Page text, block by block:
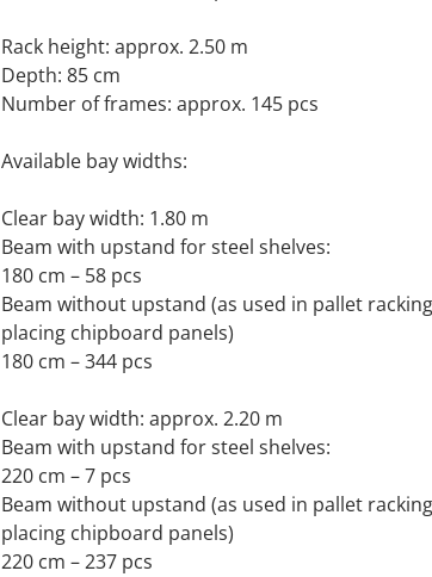
Rack height: approx. 2.50 m
Depth: 85 cm
Number of frames: approx. 145 pcs
Available bay widths:
Clear bay width: 1.80 m
Beam with upstand for steel shelves:
180 cm – 58 pcs
Beam without upstand (as used in pallet
placing chipboard panels)
180 cm – 344 pcs
Clear bay width: approx. 2.20 m
Beam with upstand for steel shelves:
220 cm – 7 pcs
Beam without upstand (as used in pallet
placing chipboard panels)
220 cm – 237 pcs